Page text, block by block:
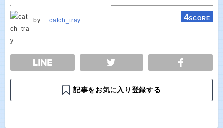
by catch_tray 4SCORE
TWEET
記事をお気に入り登録する